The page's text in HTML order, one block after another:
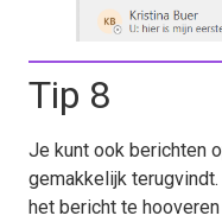
Tip 8
Je kunt ook berichten
gemakkelijk
het bericht te